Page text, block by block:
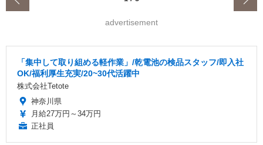
advertisement
「集中して取り組める軽作業」/乾電池の検品スタッフ/即入社
OK/福利厚生充実/20~30代活躍中
株式会社Tetote
神奈川県
月給27万円～34万円
正社員